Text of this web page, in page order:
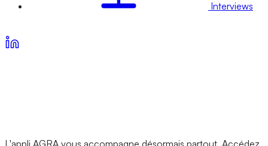
Interviews
L'appli AGRA vous accompagne désormais partout. Accédez